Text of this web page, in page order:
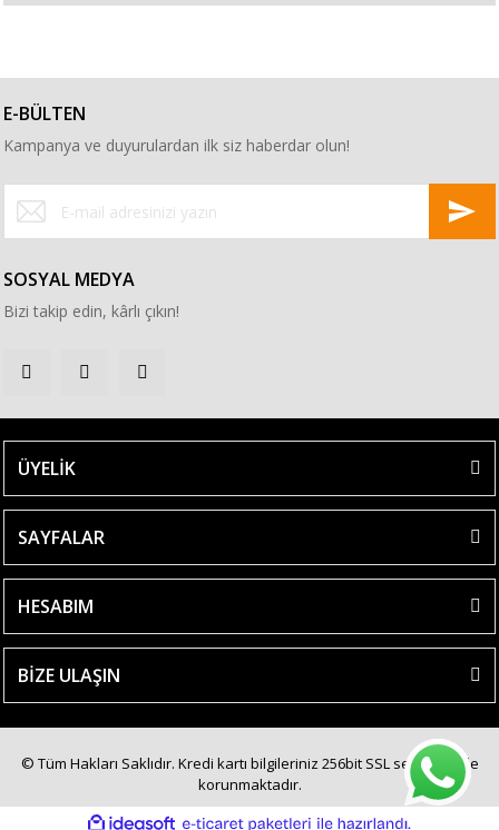
E-BÜLTEN
Kampanya ve duyurulardan ilk siz haberdar olun!
SOSYAL MEDYA
Bizi takip edin, kârlı çıkın!
ÜYELİK
SAYFALAR
HESABIM
BİZE ULAŞIN
© Tüm Hakları Saklıdır. Kredi kartı bilgileriniz 256bit SSL sertifikası ile
korunmaktadır.
ideasoft e-